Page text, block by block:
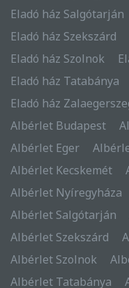
Eladó ház Salgótarján
Eladó ház Szekszárd
Eladó ház Szolnok
Eladó ház Tatabánya
Eladó ház
Albérlet Budapest
Albérlet Eger
Albérlet Kecskemét
Albérlet Nyíregyháza
Albérlet Salgótarján
Albérlet Szekszárd
Albérlet Szolnok
Albérlet Tatabánya